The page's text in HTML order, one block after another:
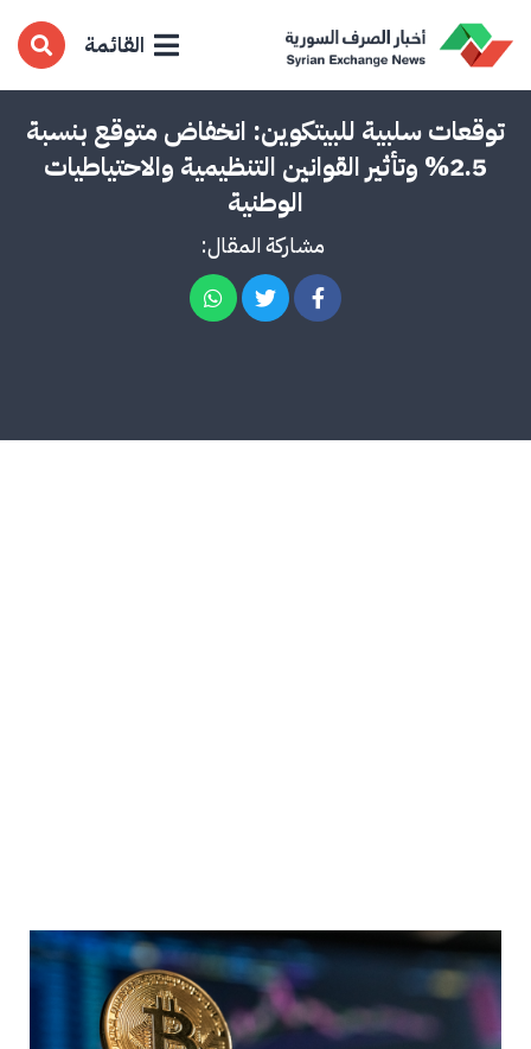
القائمة
توقعات سلبية للبيتكوين: انخفاض متوقع بنسبة
2.5% وتأثير القوانين التنظيمية والاحتياطيات
الوطنية
مشاركة المقال: